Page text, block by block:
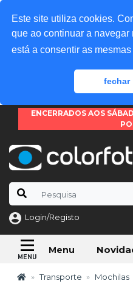
Este site utiliza cookies.
que ao continuar a navegar
está a consentir as mesmas
fechar
ENCERRADOS AOS
Login/Registo
Menu
Transporte Mochilas